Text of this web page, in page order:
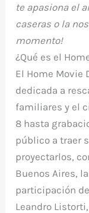
te apasiona el
caseras o la
momento!
¿Qué es el
El Home Movie
dedicada a
familiares y el
8 hasta
público a traer
proyectarlos,
Buenos Aires,
participación
Leandro Listorti,